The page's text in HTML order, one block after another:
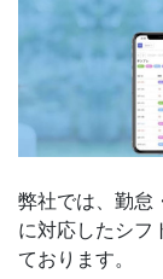
弊社では、勤怠
に対応したシフ
ております。